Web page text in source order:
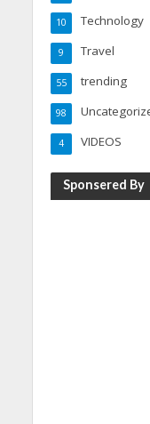
Technology
10
Travel
9
trending
55
98
VIDEOS
4
Sponsered By